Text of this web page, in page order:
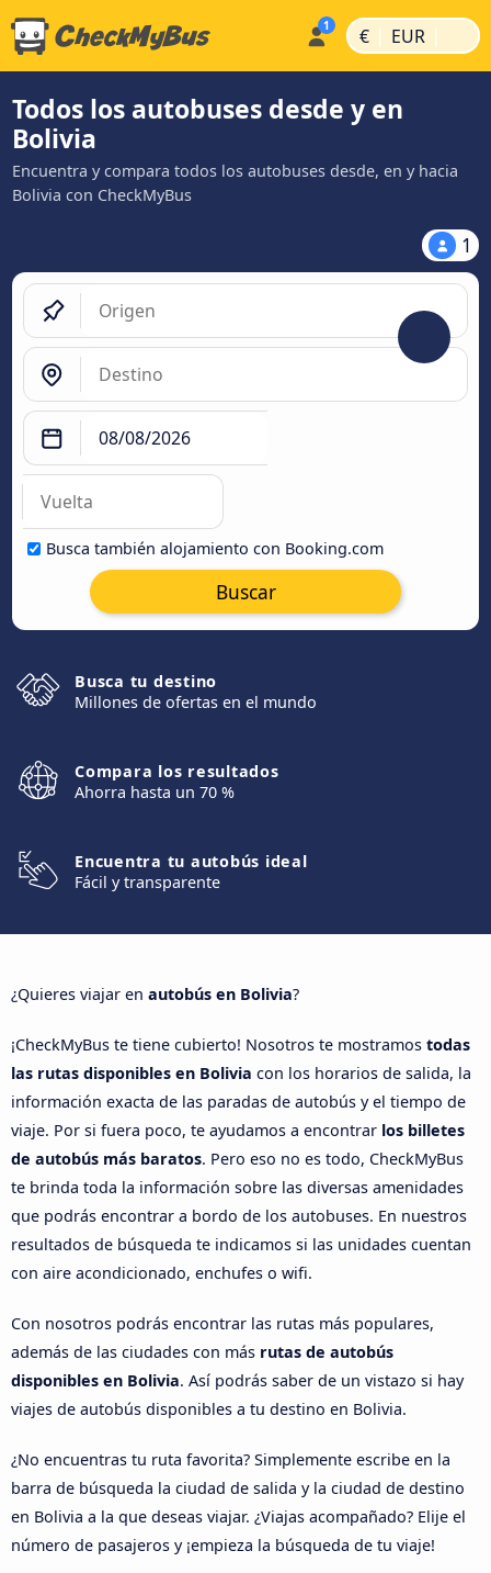
€ | EUR |
Todos los autobuses desde y en
Bolivia
Encuentra y compara todos los autobuses desde, en y hacia
Bolivia con CheckMyBus
1
Busca también alojamiento con Booking.com
Buscar
Busca tu destino
Millones de ofertas en el mundo
Compara los resultados
Ahorra hasta un 70 %
Encuentra tu autobús ideal
Fácil y transparente
¿Quieres viajar en autobús en Bolivia?
¡CheckMyBus te tiene cubierto! Nosotros te mostramos todas
las rutas disponibles en Bolivia con los horarios de salida, la
información exacta de las paradas de autobús y el tiempo de
viaje. Por si fuera poco, te ayudamos a encontrar los billetes
de autobús más baratos. Pero eso no es todo, CheckMyBus
te brinda toda la información sobre las diversas amenidades
que podrás encontrar a bordo de los autobuses. En nuestros
resultados de búsqueda te indicamos si las unidades cuentan
con aire acondicionado, enchufes o wifi.
Con nosotros podrás encontrar las rutas más populares,
además de las ciudades con más rutas de autobús
disponibles en Bolivia. Así podrás saber de un vistazo si hay
viajes de autobús disponibles a tu destino en Bolivia.
¿No encuentras tu ruta favorita? Simplemente escribe en la
barra de búsqueda la ciudad de salida y la ciudad de destino
en Bolivia a la que deseas viajar. ¿Viajas acompañado? Elije el
número de pasajeros y ¡empieza la búsqueda de tu viaje!